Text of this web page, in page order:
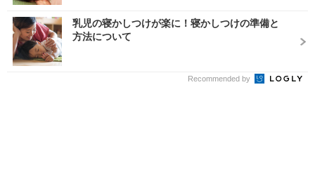
乳児の寝かしつけが楽に！寝かしつけの準備と
方法について
Recommended by